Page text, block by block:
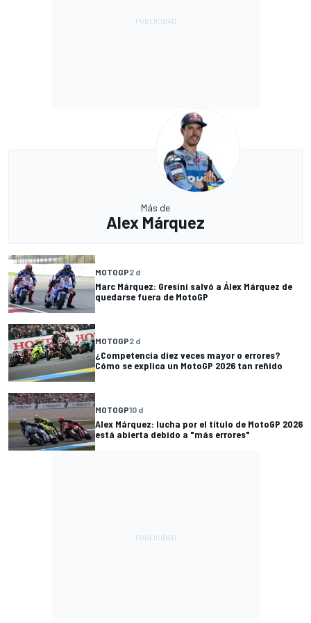
Más de
Alex Márquez
MOTOGP2 d
Marc Márquez: Gresini salvó a Álex Márquez de
quedarse fuera de MotoGP
MOTOGP2 d
¿Competencia diez veces mayor o errores?
Cómo se explica un MotoGP 2026 tan reñido
MOTOGP10 d
Alex Márquez: lucha por el título de MotoGP 2026
está abierta debido a "más errores"